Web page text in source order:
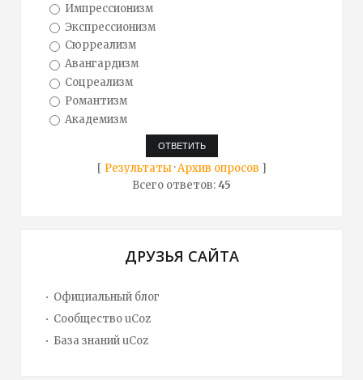
Импрессионизм
Экспрессионизм
Сюрреализм
Авангардизм
Соцреализм
Романтизм
Академизм
[ Результаты·Архив опросов ]
Всего ответов:45
ДРУЗЬЯ САЙТА
Официальный блог
Сообщество uCoz
База знаний uCoz